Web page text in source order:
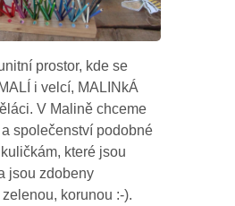
prostor, kde se
i velcí, MALINkÁ
V Malině chceme
společenství podobné
které jsou
jsou zdobeny
korunou :-).